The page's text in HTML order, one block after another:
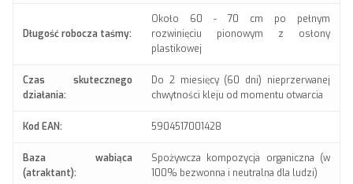
Długość robocza taśmy:
Około 60 - 70 cm po pełnym
rozwinięciu pionowym z osłony
plastikowej
Czas skutecznego
działania:
Do 2 miesięcy (60 dni) nieprzerwanej
chwytności kleju od momentu otwarcia
Kod EAN: 5904517001428
Baza wabiąca
(atraktant):
Spożywcza kompozycja organiczna (w
100% bezwonna i neutralna dla ludzi)